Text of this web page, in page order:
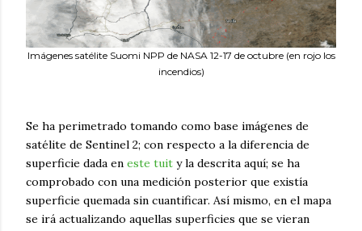
Imágenes satélite Suomi NPP de NASA 12-17 de octubre (en rojo los
incendios)
Se ha perimetrado tomando como base imágenes de
satélite de Sentinel 2; con respecto a la diferencia de
superficie dada en este tuit y la descrita aquí; se ha
comprobado con una medición posterior que existía
superficie quemada sin cuantificar. Así mismo, en el mapa
se irá actualizando aquellas superficies que se vieran